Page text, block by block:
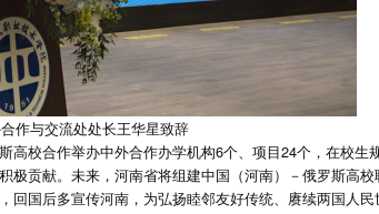
作与交流处处长王华星致辞
校合作举办中外合作办学机构6个、项目24个，在校生
贡献。未来，河南省将组建中国（河南）－俄罗斯高
国后多宣传河南，为弘扬睦邻友好传统、赓续两国人